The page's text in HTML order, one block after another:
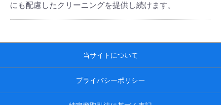
にも配慮したクリーニングを提供し続けます。
当サイトについて
プライバシーポリシー